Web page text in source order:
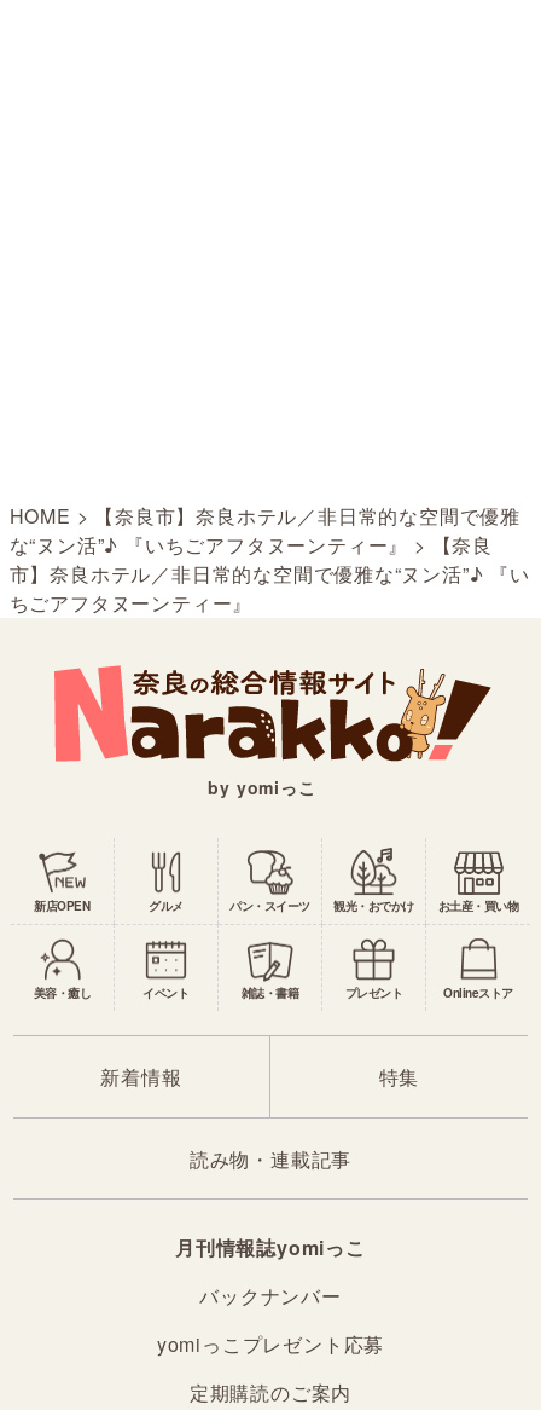
HOME >
【奈良市】奈良ホテル／非日常的な空間で優雅
な“ヌン活”♪ 『いちごアフタヌーンティー』
>
【奈良
市】奈良ホテル／非日常的な空間で優雅な“ヌン活”♪ 『い
ちごアフタヌーンティー』
by yomiっこ
新店OPEN グルメ パン・スイーツ 観光・おでかけ お土産・買い物
美容・癒し イベント 雑誌・書籍 プレゼント Onlineストア
新着情報 特集
読み物・連載記事
月刊情報誌yomiっこ
バックナンバー
yomiっこプレゼント応募
定期購読のご案内